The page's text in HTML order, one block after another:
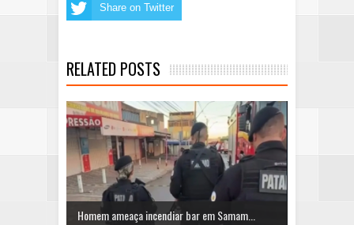
Share on Twitter
RELATED POSTS
Homem ameaça incendiar bar em Samam...